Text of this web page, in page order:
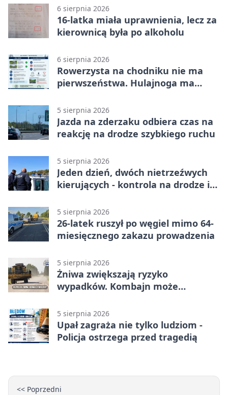
6 sierpnia 2026
16-latka miała uprawnienia, lecz za
kierownicą była po alkoholu
6 sierpnia 2026
Rowerzysta na chodniku nie ma
pierwszeństwa. Hulajnoga ma
5 sierpnia 2026
Jazda na zderzaku odbiera czas na
reakcję na drodze szybkiego ruchu
5 sierpnia 2026
Jeden dzień, dwóch nietrzeźwych
kierujących - kontrola na drodze i
5 sierpnia 2026
26-latek ruszył po węgiel mimo 64-
miesięcznego zakazu prowadzenia
5 sierpnia 2026
Żniwa zwiększają ryzyko
wypadków. Kombajn może
5 sierpnia 2026
Upał zagraża nie tylko ludziom -
Policja ostrzega przed tragedią
<< Poprzedni